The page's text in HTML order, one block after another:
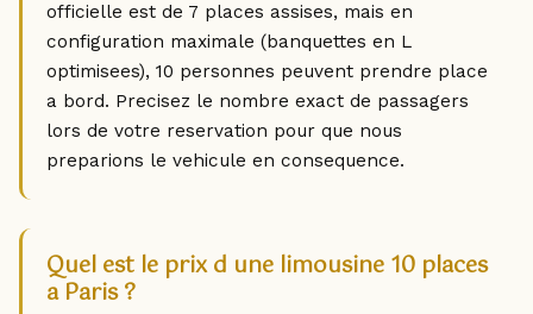
officielle est de 7 places assises, mais en
configuration maximale (banquettes en L
optimisees), 10 personnes peuvent prendre place
a bord. Precisez le nombre exact de passagers
lors de votre reservation pour que nous
preparions le vehicule en consequence.
Quel est le prix d une limousine 10 places
a Paris ?